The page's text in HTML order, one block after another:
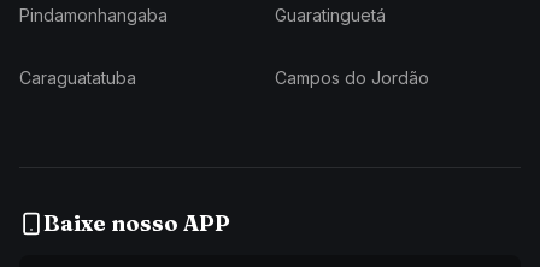
Pindamonhangaba Guaratinguetá
Caraguatatuba Campos do Jordão
Baixe nosso APP